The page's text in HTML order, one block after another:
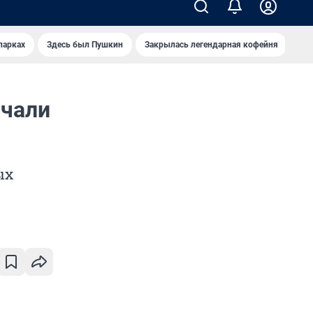
Здесь был Пушкин Закрылась легендарная кофейня